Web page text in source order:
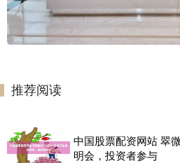
推荐阅读
中国股票配资网站 翠
明会，投资者参与